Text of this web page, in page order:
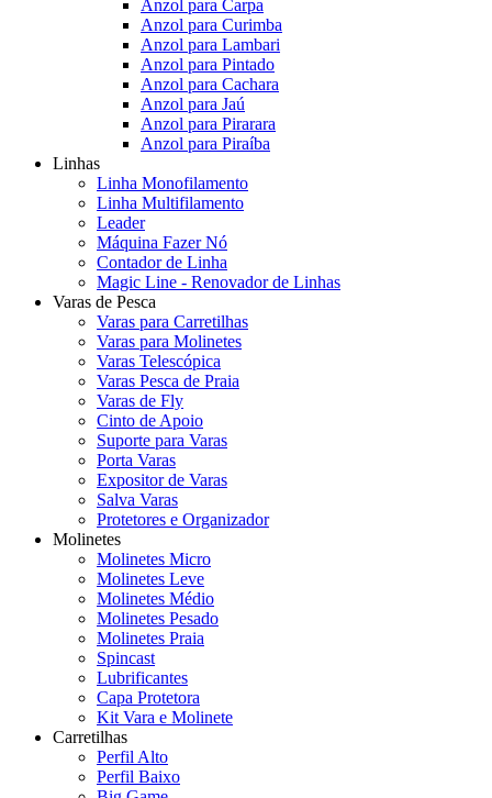
Anzol para Carpa
Anzol para Curimba
Anzol para Lambari
Anzol para Pintado
Anzol para Cachara
Anzol para Jaú
Anzol para Pirarara
Anzol para Piraíba
Linhas
Linha Monofilamento
Linha Multifilamento
Leader
Máquina Fazer Nó
Contador de Linha
Magic Line - Renovador de Linhas
Varas de Pesca
Varas para Carretilhas
Varas para Molinetes
Varas Telescópica
Varas Pesca de Praia
Varas de Fly
Cinto de Apoio
Suporte para Varas
Porta Varas
Expositor de Varas
Salva Varas
Protetores e Organizador
Molinetes
Molinetes Micro
Molinetes Leve
Molinetes Médio
Molinetes Pesado
Molinetes Praia
Spincast
Lubrificantes
Capa Protetora
Kit Vara e Molinete
Carretilhas
Perfil Alto
Perfil Baixo